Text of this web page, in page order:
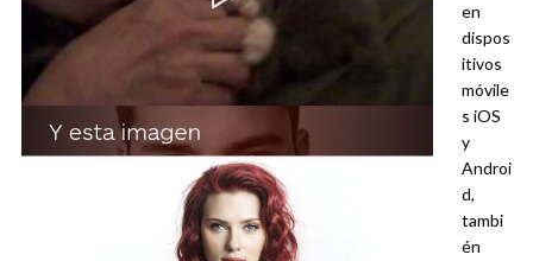
en
dispos
itivos
móvile
s iOS
y
Androi
d,
tambi
én